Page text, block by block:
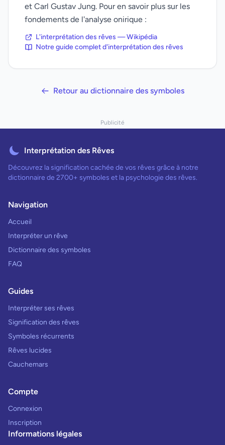
et Carl Gustav Jung. Pour en savoir plus sur les
fondements de l'analyse onirique :
L'interprétation des rêves — Wikipédia
Notre guide complet d'interprétation des rêves
Retour au dictionnaire des symboles
Publicité
Interprétation des Rêves
Découvrez la signification cachée de vos rêves grâce à notre
dictionnaire de 2700+ symboles et la psychologie des rêves.
Navigation
Accueil
Interpréter un rêve
Dictionnaire des symboles
FAQ
Guides
Interpréter ses rêves
Signification des rêves
Symboles récurrents
Rêves lucides
Cauchemars
Compte
Connexion
Inscription
Informations légales